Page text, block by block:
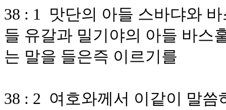
38 : 1 맛단의 아들 스바댜와
들 유갈과 밀기야의 아들 바스
는 말을 들은즉 이르기를
38 : 2 여호와께서 이같이 말